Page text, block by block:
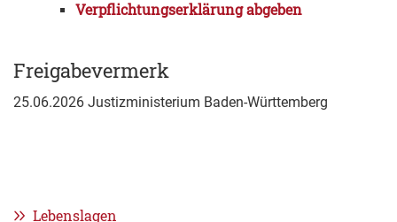
Verpflichtungserklärung abgeben
Freigabevermerk
25.06.2026 Justizministerium Baden-Württemberg
Lebenslagen